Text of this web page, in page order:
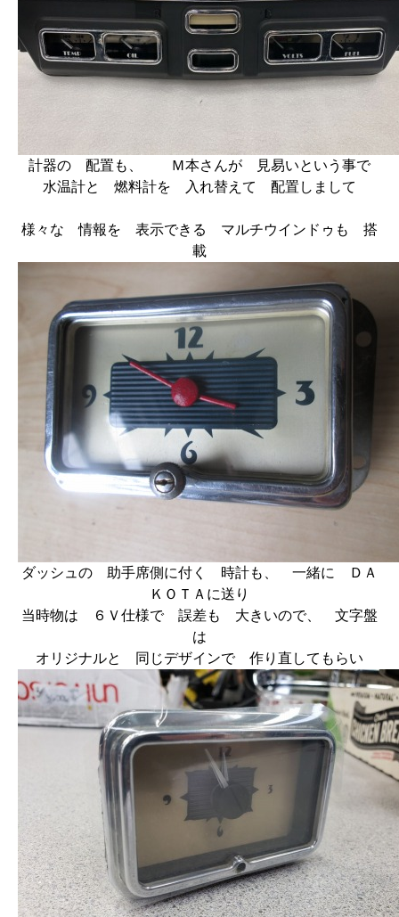
計器の 配置も、 Ｍ本さんが 見易いという事で
水温計と 燃料計を 入れ替えて 配置しまして
様々な 情報を 表示できる マルチウインドゥも 搭
載
ダッシュの 助手席側に付く 時計も、 一緒に ＤＡ
ＫＯＴＡに送り
当時物は ６Ｖ仕様で 誤差も 大きいので、 文字盤
は
オリジナルと 同じデザインで 作り直してもらい